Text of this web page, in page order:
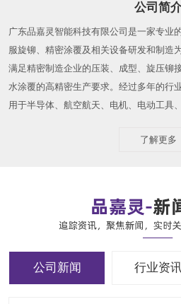
公司简
广东品嘉灵智能科技有限公司是一家专业
服旋铆、精密涂覆及相关设备研发和制造
满足精密制造企业的压装、成型、旋压铆
水涂覆的高精密生产要求。经过多年的行
用于半导体、航空航天、电机、电动工具
了解更多
公司新闻 行业资